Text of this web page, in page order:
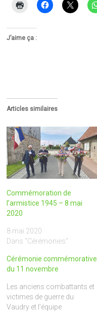
J’aime ça :
Articles similaires
Commémoration de
l’armistice 1945 – 8 mai
2020
8 mai 2020
Dans "Cérémonies"
Cérémonie commémorative
du 11 novembre
Les anciens combattants et
victimes de guerre du
Vaudry et l’équipe